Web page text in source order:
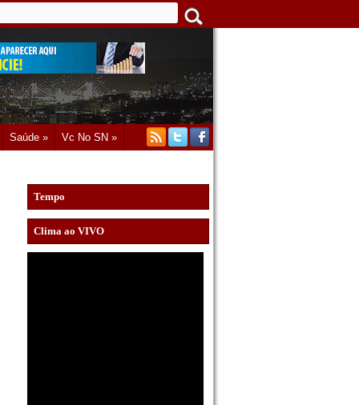
Saúde » Vc No SN »
Tempo
Clima ao VIVO